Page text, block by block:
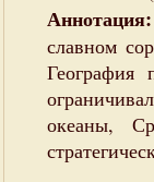
Аннотация:
славном
География
океаны,